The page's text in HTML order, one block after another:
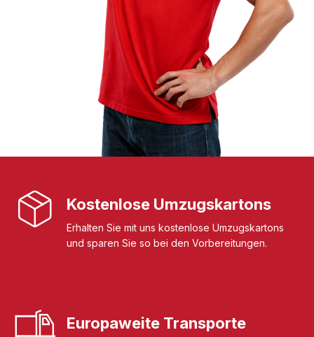
Kostenlose Umzugskartons
Erhalten Sie mit uns kostenlose Umzugskartons
und sparen Sie so bei den Vorbereitungen.
Europaweite Transporte